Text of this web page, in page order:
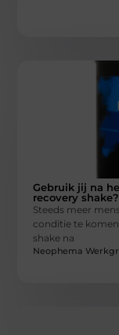
Gebruik jij na
recovery shake?
Steeds meer
conditie te
shake na
Neophema